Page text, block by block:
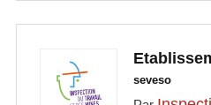
seveso